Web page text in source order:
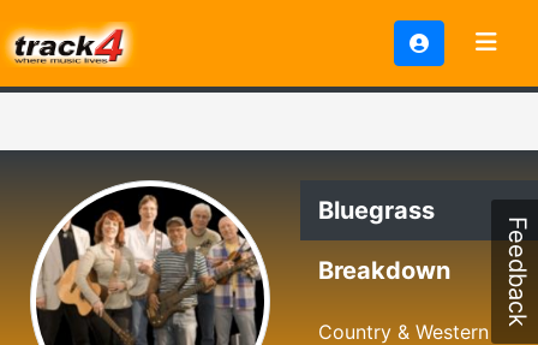
Bluegrass
Breakdown
Country & Western
Feedback